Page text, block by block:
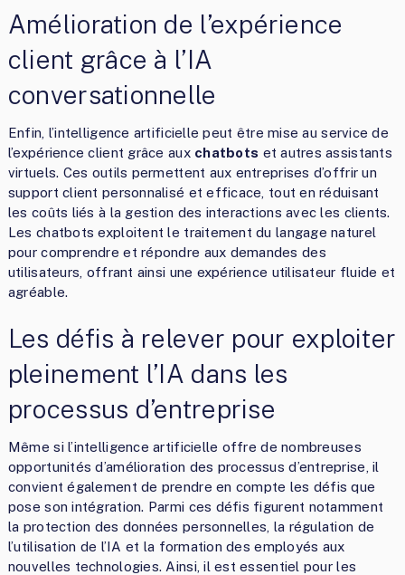
Amélioration de l’expérience
client grâce à l’IA
conversationnelle
Enfin, l’intelligence artificielle peut être mise au service de
l’expérience client grâce aux chatbots et autres assistants
virtuels. Ces outils permettent aux entreprises d’offrir un
support client personnalisé et efficace, tout en réduisant
les coûts liés à la gestion des interactions avec les clients.
Les chatbots exploitent le traitement du langage naturel
pour comprendre et répondre aux demandes des
utilisateurs, offrant ainsi une expérience utilisateur fluide et
agréable.
Les défis à relever pour exploiter
pleinement l’IA dans les
processus d’entreprise
Même si l’intelligence artificielle offre de nombreuses
opportunités d’amélioration des processus d’entreprise, il
convient également de prendre en compte les défis que
pose son intégration. Parmi ces défis figurent notamment
la protection des données personnelles, la régulation de
l’utilisation de l’IA et la formation des employés aux
nouvelles technologies. Ainsi, il est essentiel pour les